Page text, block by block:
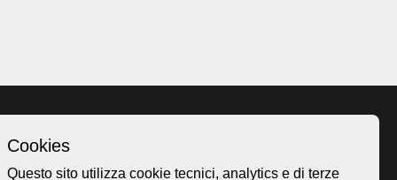
Homepage
Cookies
Questo sito utilizza cookie tecnici, analytics e di terze